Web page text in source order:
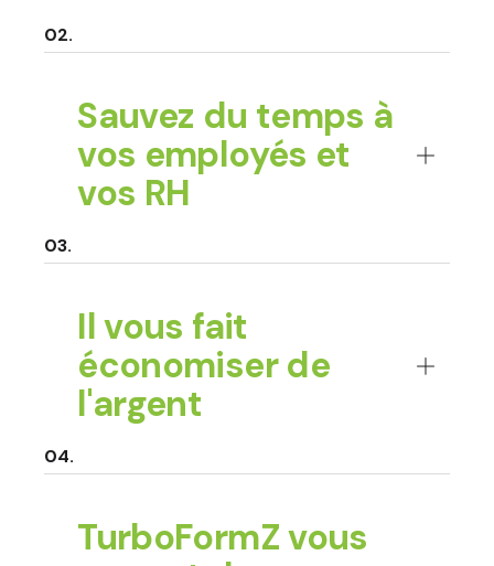
Sauvez du temps à
vos employés et
vos RH
Il vous fait
économiser de
l'argent
TurboFormZ vous